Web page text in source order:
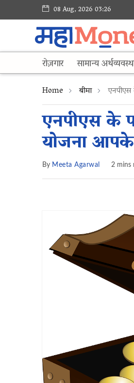
08 Aug, 2026 03:26
रोज़गार सामान्य
Home बीमा
एनपीएस के
योजना
By Meeta Agarwal 2 mins